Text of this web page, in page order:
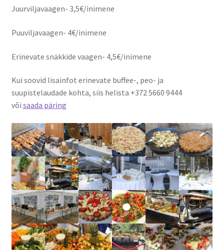
Metsamaja
Kämping
Sadam
Naissaare sadama ajalugu
Navigatsiooni info
Sadama galerii
Saunad
Saun kaminaruumiga
Saunamaja
Tegevused
Juurviljavaagen- 3,5€/inimene
Puuviljavaagen- 4€/inimene
Erinevate snäkkide vaagen- 4,5€/inimene
Kui soovid lisainfot erinevate buffee-, peo- ja
suupistelaudade kohta, siis helista +372 5660 9444
või saada päring